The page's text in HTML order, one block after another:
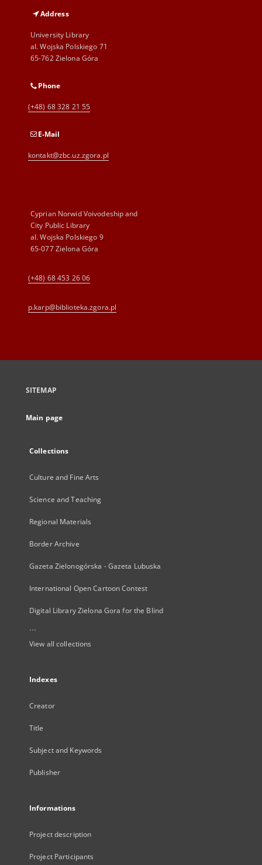
Address
University Library
al. Wojska Polskiego 71
65-762 Zielona Góra
Phone
(+48) 68 328 21 55
E-Mail
kontakt@zbc.uz.zgora.pl
Cyprian Norwid Voivodeship and
City Public Library
al. Wojska Polskiego 9
65-077 Zielona Góra
(+48) 68 453 26 06
p.karp@biblioteka.zgora.pl
SITEMAP
Main page
Collections
Culture and Fine Arts
Science and Teaching
Regional Materials
Border Archive
Gazeta Zielonogórska - Gazeta Lubuska
International Open Cartoon Contest
Digital Library Zielona Gora for the Blind
...
View all collections
Indexes
Creator
Title
Subject and Keywords
Publisher
Informations
Project description
Project Participants